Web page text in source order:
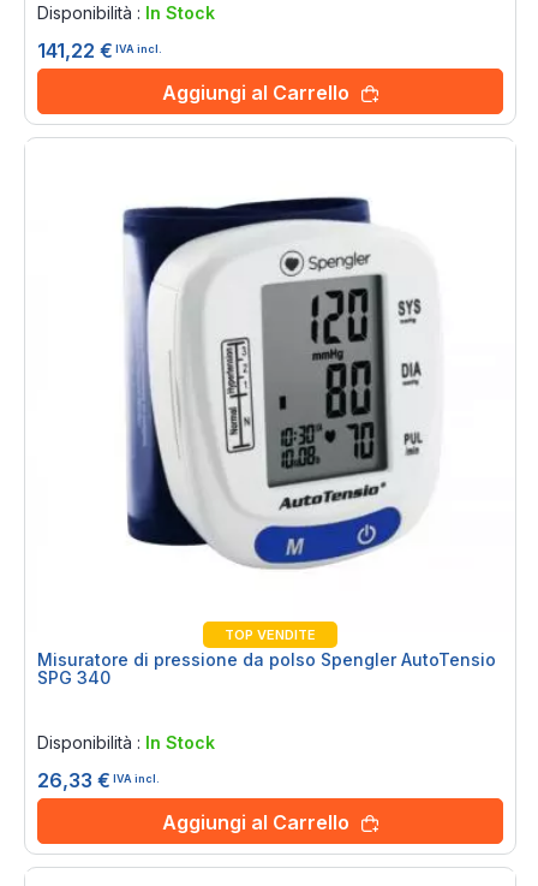
Disponibilità : In Stock
141,22 € IVA incl.
Aggiungi al Carrello
TOP VENDITE
Misuratore di pressione da polso Spengler AutoTensio
SPG 340
Disponibilità : In Stock
26,33 € IVA incl.
Aggiungi al Carrello